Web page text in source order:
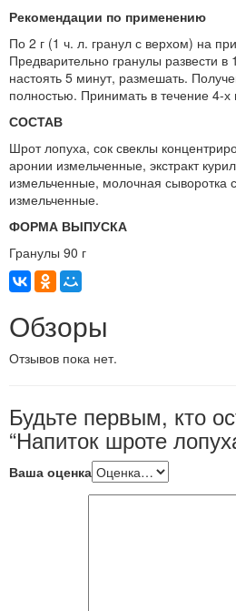
Рекомендации по применению
По 2 г (1 ч. л. гранул с верхом) на
Предварительно гранулы развести
настоять 5 минут, размешать.
полностью. Принимать в течение 4-х
СОСТАВ
Шрот лопуха, сок свеклы
аронии измельченные, экстракт
измельченные, молочная сыворотка
измельченные.
ФОРМА ВЫПУСКА
Гранулы 90 г
Обзоры
Отзывов пока нет.
Будьте первым, кто
“Напиток шроте
Ваша оценка